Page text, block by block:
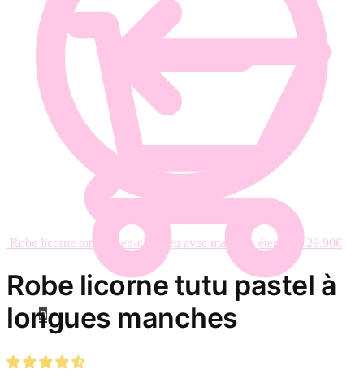
0
Robe licorne tutu arc-en-ciel bleu avec manches étendues 29.90€
Robe licorne tutu pastel à
longues manches